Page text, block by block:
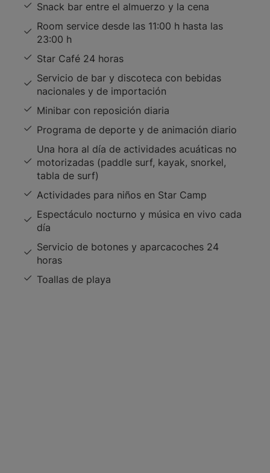
Snack bar entre el almuerzo y la cena
Room service desde las 11:00 h hasta las
23:00 h
Star Café 24 horas
Servicio de bar y discoteca con bebidas
nacionales y de importación
Minibar con reposición diaria
Programa de deporte y de animación diario
Una hora al día de actividades acuáticas no
motorizadas (paddle surf, kayak, snorkel,
tabla de surf)
Actividades para niños en Star Camp
Espectáculo nocturno y música en vivo cada
día
Servicio de botones y aparcacoches 24
horas
Toallas de playa